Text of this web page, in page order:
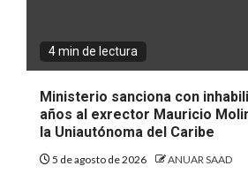
4 min de lectura
Ministerio sanciona con
años al exrector Mauricio
la Uniautónoma del Caribe
5 de agosto de 2026 ANUAR SAAD